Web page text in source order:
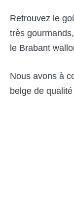
Retrouvez le
très
le Brabant
Nous avons à
belge de qualité